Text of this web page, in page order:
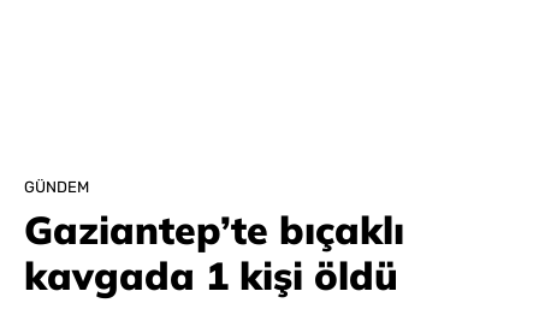
GÜNDEM
Gaziantep’te bıçaklı
kavgada 1 kişi öldü